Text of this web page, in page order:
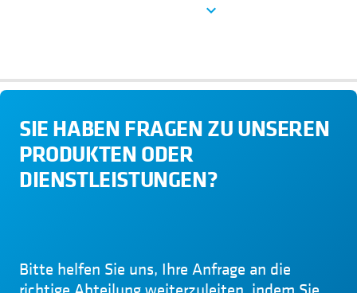
expand_more
SIE HABEN FRAGEN ZU UNSEREN
PRODUKTEN ODER
DIENSTLEISTUNGEN?
Bitte helfen Sie uns, Ihre Anfrage an die